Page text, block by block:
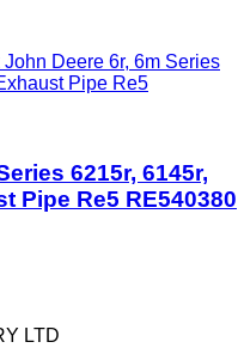
John Deere 6r, 6m Series
Pipe Re5
6215r, 6145r,
Pipe Re5 RE540380
LTD